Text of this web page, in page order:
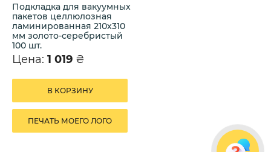
Подкладка для вакуумных
пакетов целлюлозная
ламинированная 210х310
мм золото-серебристый
100 шт.
Цена: 1 019 ₴
В КОРЗИНУ
ПЕЧАТЬ МОЕГО ЛОГО